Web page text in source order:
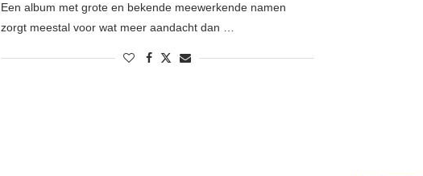
Een album met grote en bekende meewerkende namen
zorgt meestal voor wat meer aandacht dan …